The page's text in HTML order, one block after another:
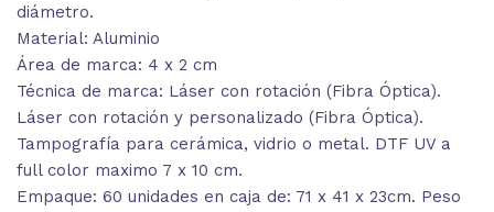
diámetro.
Material: Aluminio
Área de marca: 4 x 2 cm
Técnica de marca: Láser con rotación (Fibra Óptica).
Láser con rotación y personalizado (Fibra Óptica).
Tampografía para cerámica, vidrio o metal. DTF UV a
full color maximo 7 x 10 cm.
Empaque: 60 unidades en caja de: 71 x 41 x 23cm. Peso